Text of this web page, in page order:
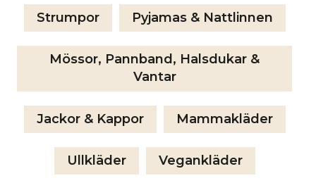
Strumpor Pyjamas & Nattlinnen
Mössor, Pannband, Halsdukar &
Vantar
Jackor & Kappor Mammakläder
Ullkläder Vegankläder